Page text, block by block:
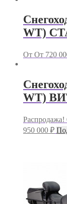
WT)
От От 720
WT)
Распродажа!
950 000 ₽